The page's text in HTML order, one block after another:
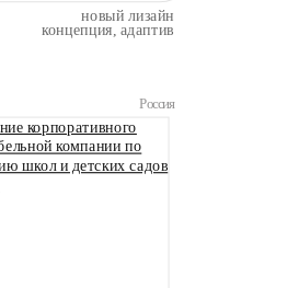
новый лизайн
концепция, адаптив
Россия